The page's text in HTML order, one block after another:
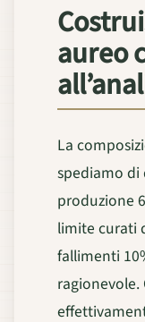
aureo
La
spediamo
produzione
limite curati
fallimenti
ragionevole.